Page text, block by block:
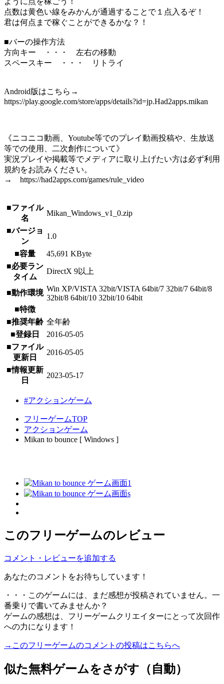
点数は黄色い線をみかんが通過することで１点入るぞ！
君は何点まで稼ぐことができるかな？！
■バーの操作方法
方向キー ・・・ 左右の移動
スペースキー ・・・ リトライ
Android版はこちら→
https://play.google.com/store/apps/details?id=jp.Had2apps.mikan
《ニコニコ動画、Youtube等でのプレイ動画投稿や、生放送
等での使用、二次創作について》
実況プレイや掲載等でメディアに取り上げたい方は必ず利用
規約をお読みください。
→ https://had2apps.com/games/rule_video
■ファイル
名
Mikan_Windows_v1_0.zip
■バージョ
ン
1.0
■容量
45,691 KByte
■必要ラン
タイム
DirectX 9以上
■動作環境 Win XP/VISTA 32bit/VISTA 64bit/7 32bit/7 64bit/8
32bit/8 64bit/10 32bit/10 64bit
■特徴
■推奨年齢 全年齢
■登録日
2016-05-05
■ファイル
更新日
2016-05-05
■情報更新
日
2023-05-17
#アクションゲーム
フリーゲームTOP
アクションゲーム
Mikan to bounce [ Windows ]
このフリーゲームのレビュー
コメント・レビューを追加する
あなたのコメントをお待ちしています！
・・・このゲームには、まだ感想が投稿されていません。一
番乗りで書いてみませんか？
ゲームの感想は、フリーゲームクリエイターにとって次回作
への力になります！
→このフリーゲームのコメントの投稿はこちらへ
似た無料ゲームをさがす（自動）